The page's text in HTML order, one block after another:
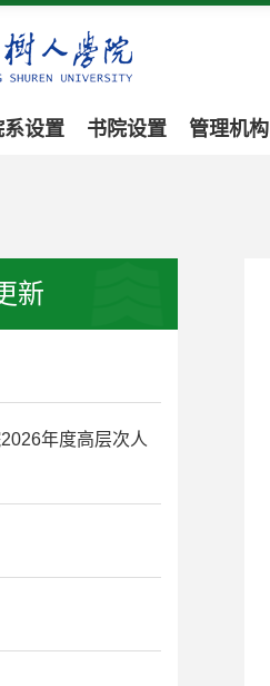
系设置 书院设置 管理机构
新
年度高层次人